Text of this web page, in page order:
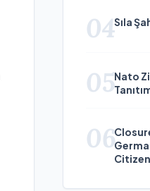
04Sıla
05Nato
06